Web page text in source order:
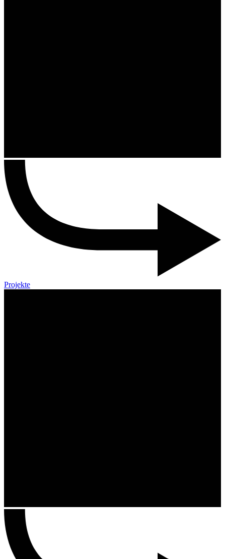
Projekte